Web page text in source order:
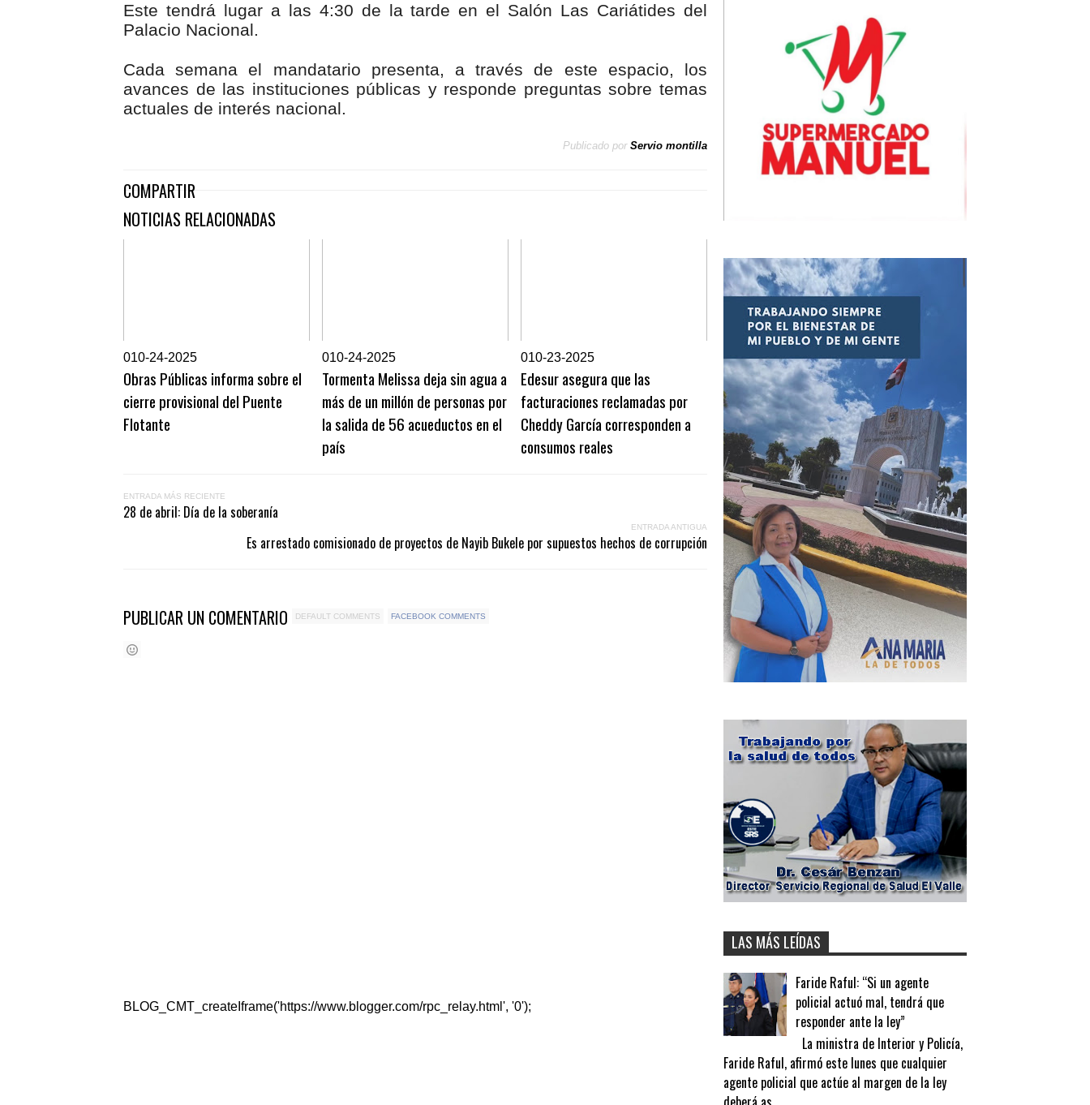
Este tendrá lugar a las 4:30 de la tarde en el Salón Las Cariátides del
Palacio Nacional.
Cada semana el mandatario presenta, a través de este espacio, los
avances de las instituciones públicas y responde preguntas sobre temas
actuales de interés nacional.
Publicado por Servio montilla
COMPARTIR
NOTICIAS RELACIONADAS
010-24-2025
Obras Públicas informa sobre el
cierre provisional del Puente
Flotante
010-24-2025
Tormenta Melissa deja sin agua a
más de un millón de personas por
la salida de 56 acueductos en el
país
010-23-2025
Edesur asegura que las
facturaciones reclamadas por
Cheddy García corresponden a
consumos reales
ENTRADA MÁS RECIENTE
28 de abril: Día de la soberanía
ENTRADA ANTIGUA
Es arrestado comisionado de proyectos de Nayib Bukele por supuestos hechos de corrupción
PUBLICAR UN COMENTARIO DEFAULT COMMENTS FACEBOOK COMMENTS
BLOG_CMT_createIframe('https://www.blogger.com/rpc_relay.html', '0');
LAS MÁS LEÍDAS
Faride Raful: “Si un agente
policial actuó mal, tendrá que
responder ante la ley”
La ministra de Interior y Policía,
Faride Raful, afirmó este lunes que cualquier
agente policial que actúe al margen de la ley